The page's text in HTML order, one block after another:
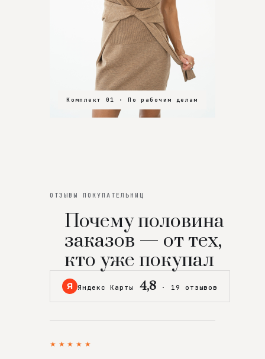
Комплект 01 · По рабочим делам
Комплект 02 · В зал
Комплект 03 · На особенный вечер
ОТЗЫВЫ ПОКУПАТЕЛЬНИЦ
Почему половина
заказов — от тех,
кто уже покупал
Я Яндекс Карты 4,8 · 19 отзывов
★★★★★